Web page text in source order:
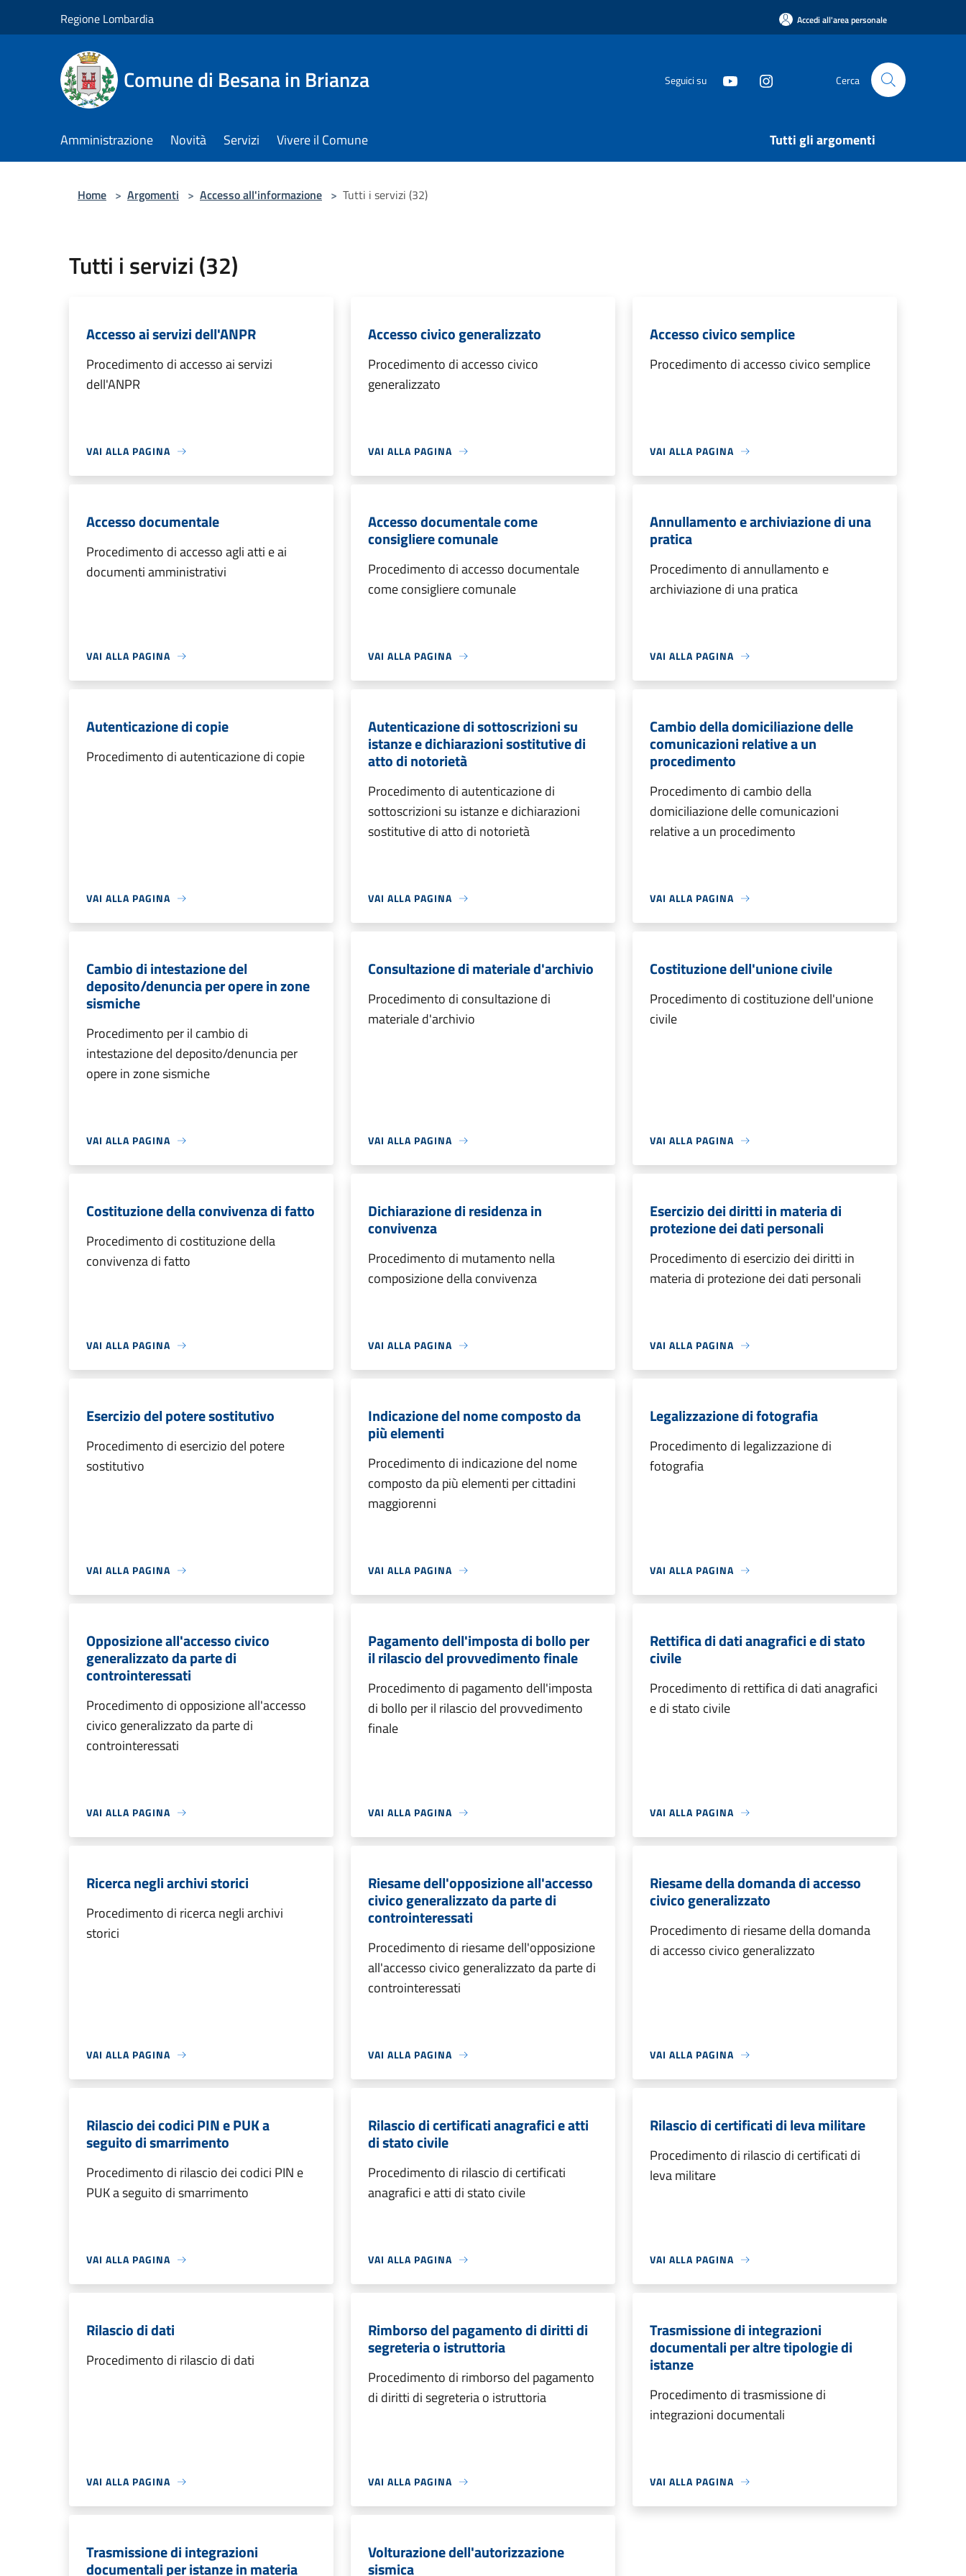
Regione Lombardia Accedi all'area personale
Comune di Besana in Brianza Seguici su Cerca
Amministrazione Novità Servizi Vivere il Comune Tutti gli argomenti
Home > Argomenti > Accesso all'informazione > Tutti i servizi (32)
Tutti i servizi (32)
Accesso ai servizi dell'ANPR
Procedimento di accesso ai servizi
dell'ANPR
VAI ALLA PAGINA
Accesso civico generalizzato
Procedimento di accesso civico
generalizzato
VAI ALLA PAGINA
Accesso civico semplice
Procedimento di accesso civico semplice
VAI ALLA PAGINA
Accesso documentale
Procedimento di accesso agli atti e ai
documenti amministrativi
VAI ALLA PAGINA
Accesso documentale come
consigliere comunale
Procedimento di accesso documentale
come consigliere comunale
VAI ALLA PAGINA
Annullamento e archiviazione di una
pratica
Procedimento di annullamento e
archiviazione di una pratica
VAI ALLA PAGINA
Autenticazione di copie
Procedimento di autenticazione di copie
VAI ALLA PAGINA
Autenticazione di sottoscrizioni su
istanze e dichiarazioni sostitutive di
atto di notorietà
Procedimento di autenticazione di
sottoscrizioni su istanze e dichiarazioni
sostitutive di atto di notorietà
VAI ALLA PAGINA
Cambio della domiciliazione delle
comunicazioni relative a un
procedimento
Procedimento di cambio della
domiciliazione delle comunicazioni
relative a un procedimento
VAI ALLA PAGINA
Cambio di intestazione del
deposito/denuncia per opere in zone
sismiche
Procedimento per il cambio di
intestazione del deposito/denuncia per
opere in zone sismiche
VAI ALLA PAGINA
Consultazione di materiale d'archivio
Procedimento di consultazione di
materiale d'archivio
VAI ALLA PAGINA
Costituzione dell'unione civile
Procedimento di costituzione dell'unione
civile
VAI ALLA PAGINA
Costituzione della convivenza di fatto
Procedimento di costituzione della
convivenza di fatto
VAI ALLA PAGINA
Dichiarazione di residenza in
convivenza
Procedimento di mutamento nella
composizione della convivenza
VAI ALLA PAGINA
Esercizio dei diritti in materia di
protezione dei dati personali
Procedimento di esercizio dei diritti in
materia di protezione dei dati personali
VAI ALLA PAGINA
Esercizio del potere sostitutivo
Procedimento di esercizio del potere
sostitutivo
VAI ALLA PAGINA
Indicazione del nome composto da
più elementi
Procedimento di indicazione del nome
composto da più elementi per cittadini
maggiorenni
VAI ALLA PAGINA
Legalizzazione di fotografia
Procedimento di legalizzazione di
fotografia
VAI ALLA PAGINA
Opposizione all'accesso civico
generalizzato da parte di
controinteressati
Procedimento di opposizione all'accesso
civico generalizzato da parte di
controinteressati
VAI ALLA PAGINA
Pagamento dell'imposta di bollo per
il rilascio del provvedimento finale
Procedimento di pagamento dell'imposta
di bollo per il rilascio del provvedimento
finale
VAI ALLA PAGINA
Rettifica di dati anagrafici e di stato
civile
Procedimento di rettifica di dati anagrafici
e di stato civile
VAI ALLA PAGINA
Ricerca negli archivi storici
Procedimento di ricerca negli archivi
storici
VAI ALLA PAGINA
Riesame dell'opposizione all'accesso
civico generalizzato da parte di
controinteressati
Procedimento di riesame dell'opposizione
all'accesso civico generalizzato da parte di
controinteressati
VAI ALLA PAGINA
Riesame della domanda di accesso
civico generalizzato
Procedimento di riesame della domanda
di accesso civico generalizzato
VAI ALLA PAGINA
Rilascio dei codici PIN e PUK a
seguito di smarrimento
Procedimento di rilascio dei codici PIN e
PUK a seguito di smarrimento
VAI ALLA PAGINA
Rilascio di certificati anagrafici e atti
di stato civile
Procedimento di rilascio di certificati
anagrafici e atti di stato civile
VAI ALLA PAGINA
Rilascio di certificati di leva militare
Procedimento di rilascio di certificati di
leva militare
VAI ALLA PAGINA
Rilascio di dati
Procedimento di rilascio di dati
VAI ALLA PAGINA
Rimborso del pagamento di diritti di
segreteria o istruttoria
Procedimento di rimborso del pagamento
di diritti di segreteria o istruttoria
VAI ALLA PAGINA
Trasmissione di integrazioni
documentali per altre tipologie di
istanze
Procedimento di trasmissione di
integrazioni documentali
VAI ALLA PAGINA
Trasmissione di integrazioni
documentali per istanze in materia
Volturazione dell'autorizzazione
sismica